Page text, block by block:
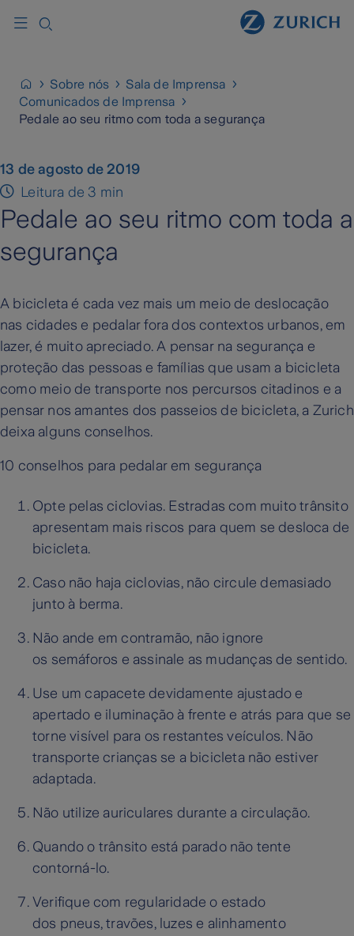
Sobre nós
Sala de Imprensa
Comunicados de Imprensa
Pedale ao seu ritmo com toda a segurança
13 de agosto de 2019
Leitura de 3 min
Pedale ao seu ritmo com toda a
segurança
A bicicleta é cada vez mais um meio de deslocação
nas cidades e pedalar fora dos contextos urbanos, em
lazer, é muito apreciado. A pensar na segurança e
proteção das pessoas e famílias que usam a bicicleta
como meio de transporte nos percursos citadinos e a
pensar nos amantes dos passeios de bicicleta, a Zurich
deixa alguns conselhos.
10 conselhos para pedalar em segurança
Opte pelas ciclovias. Estradas com muito trânsito
apresentam mais riscos para quem se desloca de
bicicleta.
Caso não haja ciclovias, não circule demasiado
junto à berma.
Não ande em contramão, não ignore
os semáforos e assinale as mudanças de sentido.
Use um capacete devidamente ajustado e
apertado e iluminação à frente e atrás para que se
torne visível para os restantes veículos. Não
transporte crianças se a bicicleta não estiver
adaptada.
Não utilize auriculares durante a circulação.
Quando o trânsito está parado não tente
contorná-lo.
Verifique com regularidade o estado
dos pneus, travões, luzes e alinhamento